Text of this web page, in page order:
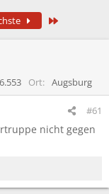
6.553 Ort Augsburg
#61
nicht gegen